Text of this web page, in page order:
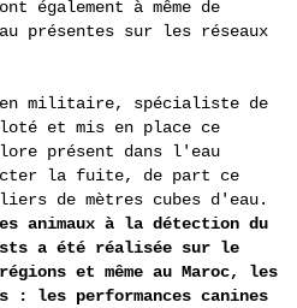
également à même de
présentes sur les réseaux
militaire, spécialiste de
et mis en place ce
présent dans l'eau
la fuite, de part ce
de mètres cubes d'eau.
animaux à la détection du
a été réalisée sur le
et même au Maroc, les
les performances canines